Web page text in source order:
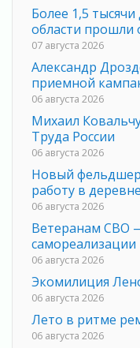
Более 1,5
области прошли
07 августа 2026
Александр
приемной
06 августа 2026
Михаил
Труда России
06 августа 2026
Новый
работу в
06 августа 2026
Ветеранам СВО
самореализации
06 августа 2026
Экомилиция
06 августа 2026
Лето в ритме
06 августа 2026